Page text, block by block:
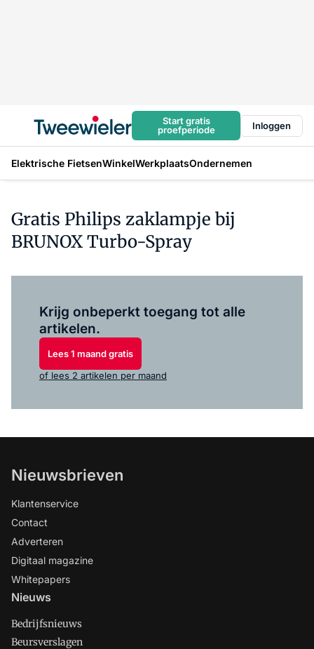
Start gratis
proefperiode
Inloggen
Elektrische FietsenWinkelWerkplaatsOndernemen
Gratis Philips zaklampje bij
BRUNOX Turbo-Spray
Krijg onbeperkt toegang tot alle
artikelen.
Lees 1 maand gratis
of lees 2 artikelen per maand
Nieuwsbrieven
Klantenservice
Contact
Adverteren
Digitaal magazine
Whitepapers
Nieuws
Bedrijfsnieuws
Beursverslagen